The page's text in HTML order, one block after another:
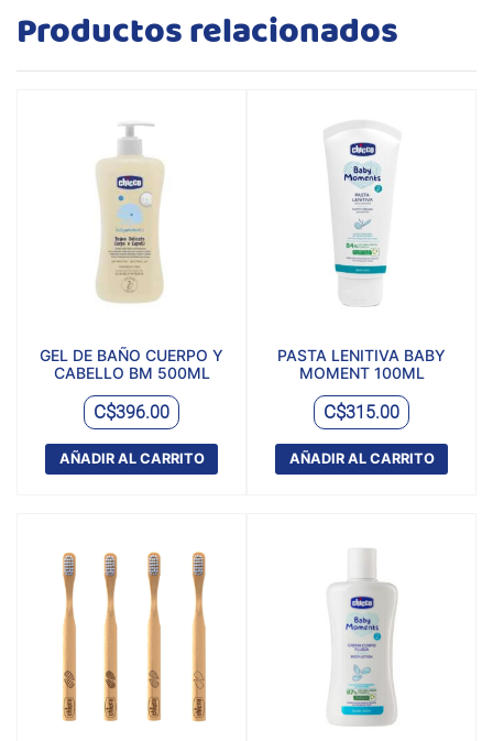
Productos relacionados
GEL DE BAÑO CUERPO Y
CABELLO BM 500ML
C$396.00
AÑADIR AL CARRITO
PASTA LENITIVA BABY
MOMENT 100ML
C$315.00
AÑADIR AL CARRITO